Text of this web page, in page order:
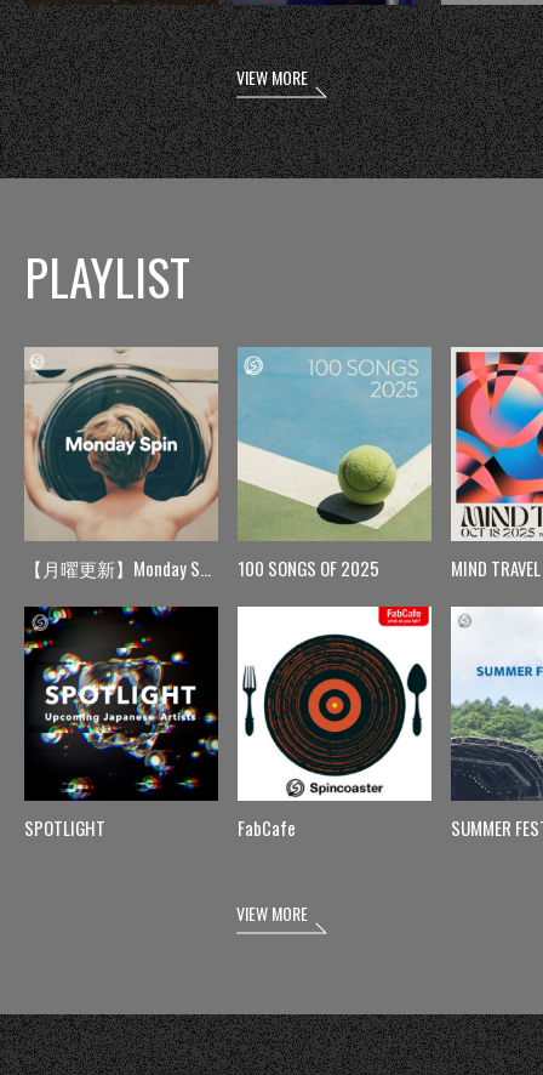
VIEW MORE
PLAYLIST
【月曜更新】Monday Spin
SPOTLIGHT
100 SONGS OF 2025
FabCafe
MIND TRAVEL
SUMMER
VIEW MORE